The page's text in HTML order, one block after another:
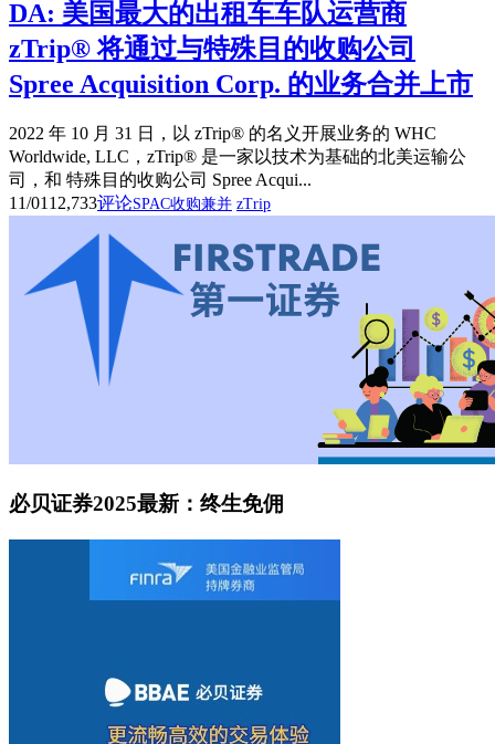
DA: 美国最大的出租车车队运营商
zTrip® 将通过与特殊目的收购公司
Spree Acquisition Corp. 的业务合并上市
2022 年 10 月 31 日，以 zTrip® 的名义开展业务的 WHC
Worldwide, LLC，zTrip® 是一家以技术为基础的北美运输公
司，和 特殊目的收购公司 Spree Acqui...
11/0112,733评论SPAC收购兼并 zTrip
必贝证券2025最新：终生免佣